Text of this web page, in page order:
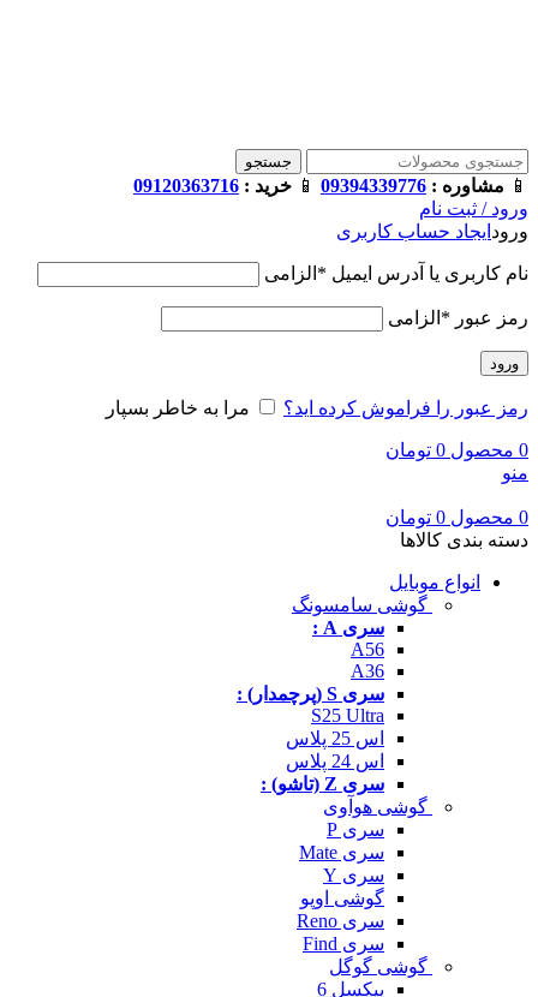
جستجو
📱 مشاوره : 09394339776
📱 خرید : 09120363716
ورود / ثبت نام
ورود ایجاد حساب کاربری
نام کاربری یا آدرس ایمیل * الزامی
رمز عبور * الزامی
ورود
رمز عبور را فراموش کرده اید؟ مرا به خاطر بسپار
0 محصول 0 تومان
منو
0 محصول 0 تومان
دسته بندی کالاها
انواع موبایل
گوشی سامسونگ
سری A :
A56
A36
سری S (پرچمدار) :
S25 Ultra
اس 25 پلاس
اس 24 پلاس
سری Z (تاشو) :
گوشی هوآوی
سری P
سری Mate
سری Y
گوشی اوپو
سری Reno
سری Find
گوشی گوگل
پیکسل 6